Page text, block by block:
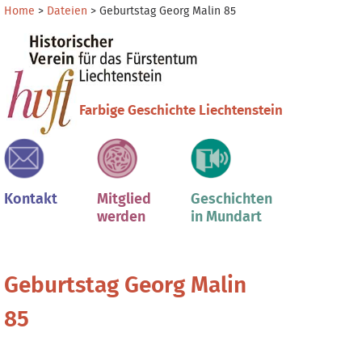
Direkt
Inhalt
Direkt
zur
Navigation
Benutzerspezifische
Home > Dateien >Geburtstag Georg Malin 85
Farbige Geschichte Liechtenstein
Kontakt
Mitglied
werden
Geschichten
in Mundart
Geburtstag Georg Malin
85